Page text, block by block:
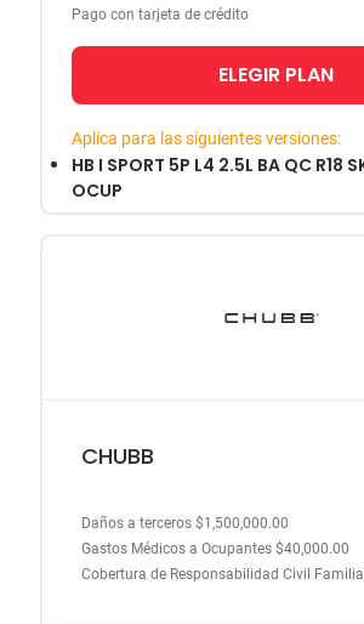
Pago con tarjeta de crédito
ELEGIR PLAN
Aplica para las siguientes versiones:
HB I SPORT 5P L4 2.5L BA QC R18
OCUP
CHUBB
Daños a terceros $1,500,000.00
Gastos Médicos a Ocupantes $40,000.00
Cobertura de Responsabilidad Civil